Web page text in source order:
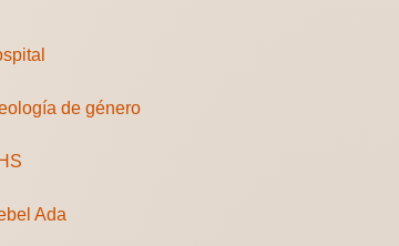
de género
Ada